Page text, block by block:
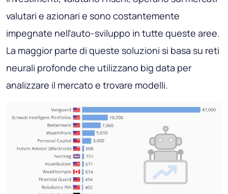
valutari e azionari e sono costantemente
impegnate nell'auto-sviluppo in tutte queste aree.
La maggior parte di queste soluzioni si basa su reti
neurali profonde che utilizzano big data per
analizzare il mercato e trovare modelli.